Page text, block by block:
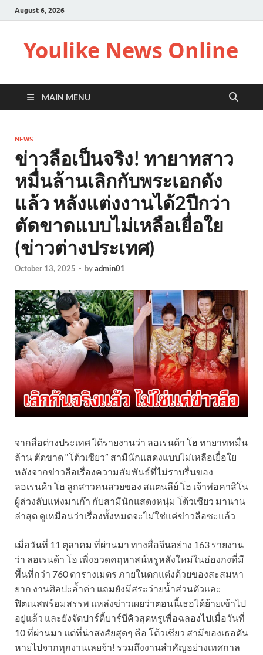
August 6, 2026
Youlike News Online
MAIN MENU
NEWS
ข่าวลือเป็นจริง! ทายาทสาว
หมื่นล้านเลิกกับพระเอกดัง
แล้ว หลังแต่งงานได้2ปีกว่า
ตัดขาดแบบไม่เหลือเยื่อใย
(ข่าวต่างประเทศ)
October 13, 2025 - byadmin01
จากสื่อต่างประเทศ ได้รายงานว่า ลอเรนด้า โฮ ทายาทหมื่น
ล้าน ตัดขาด “โต้วเซียว” สามีนักแสดงแบบไม่เหลือเยื่อใย
หลังจากข่าวลือเรื่องความสัมพันธ์ที่ไม่ราบรื่นของ
ลอเรนด้า โฮ ลูกสาวคนสวยของ สแตนลีย์ โฮ เจ้าพ่อคาสิโน
ผู้ล่วงลับแห่งมาเก๊า กับสามีนักแสดงหนุ่ม โต้วเซียว มานาน
ล่าสุด ดูเหมือนว่าเรื่องทั้งหมดจะไม่ใช่แค่ข่าวลือซะแล้ว
เมื่อวันที่ 11 ตุลาคม ที่ผ่านมา ทางสื่อจีนอย่าง 163 รายงาน
ว่า ลอเรนด้า โฮ เพิ่งอวดคฤหาสน์หรูหลังใหม่ในฮ่องกงที่มี
พื้นที่กว่า 760 ตารางเมตร ภายในตกแต่งด้วยของสะสมหา
ยาก งานศิลปะล้ำค่า แถมยังมีสระว่ายน้ำส่วนตัวและ
ฟิตเนสพร้อมสรรพ แหล่งข่าวเผยว่าตอนนี้เธอได้ย้ายเข้าไป
อยู่แล้ว และยังจัดปาร์ตี้บาร์บีคิวสุดหรูเพื่อฉลองไปเมื่อวันที่
10 ที่ผ่านมา แต่ที่น่าสงสัยสุดๆ คือ โต้วเซียว สามีของเธอดัน
หายไปจากทุกงานเลยจ้า! รวมถึงงานสำคัญอย่างเทศกาล